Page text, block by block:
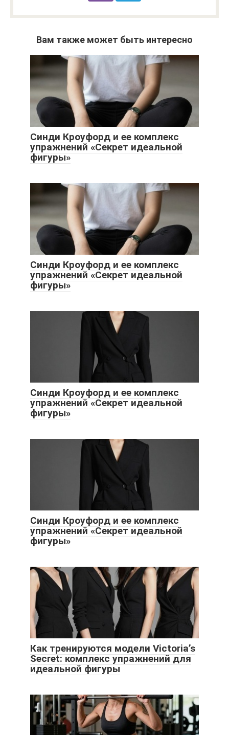
Вам также может быть интересно
Синди Кроуфорд и ее комплекс
упражнений «Секрет идеальной
фигуры»
Синди Кроуфорд и ее комплекс
упражнений «Секрет идеальной
фигуры»
Синди Кроуфорд и ее комплекс
упражнений «Секрет идеальной
фигуры»
Синди Кроуфорд и ее комплекс
упражнений «Секрет идеальной
фигуры»
Как тренируются модели Victoria’s
Secret: комплекс упражнений для
идеальной фигуры